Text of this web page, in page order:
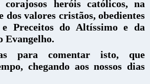
corajosos heróis católicos, na
dos valores cristãos, obedientes
Preceitos do Altíssimo e da
Evangelho.
para comentar isto, que
chegando aos nossos dias